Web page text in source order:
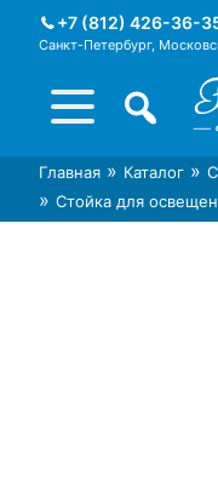
+7 (812) 426-36-
Санкт-Петербург,
Главная » Каталог »
» Стойка для